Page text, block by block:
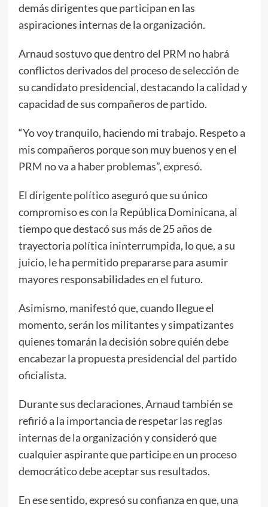
demás dirigentes que participan en las
aspiraciones internas de la organización.
Arnaud sostuvo que dentro del PRM no habrá
conflictos derivados del proceso de selección de
su candidato presidencial, destacando la calidad y
capacidad de sus compañeros de partido.
“Yo voy tranquilo, haciendo mi trabajo. Respeto a
mis compañeros porque son muy buenos y en el
PRM no va a haber problemas”, expresó.
El dirigente político aseguró que su único
compromiso es con la República Dominicana, al
tiempo que destacó sus más de 25 años de
trayectoria política ininterrumpida, lo que, a su
juicio, le ha permitido prepararse para asumir
mayores responsabilidades en el futuro.
Asimismo, manifestó que, cuando llegue el
momento, serán los militantes y simpatizantes
quienes tomarán la decisión sobre quién debe
encabezar la propuesta presidencial del partido
oficialista.
Durante sus declaraciones, Arnaud también se
refirió a la importancia de respetar las reglas
internas de la organización y consideró que
cualquier aspirante que participe en un proceso
democrático debe aceptar sus resultados.
En ese sentido, expresó su confianza en que, una